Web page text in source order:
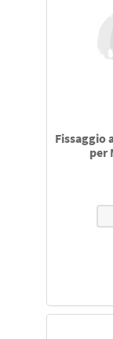
Fissaggio
per